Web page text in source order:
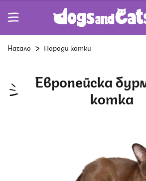
Начало Породи котки
Европейска бурманска
котка